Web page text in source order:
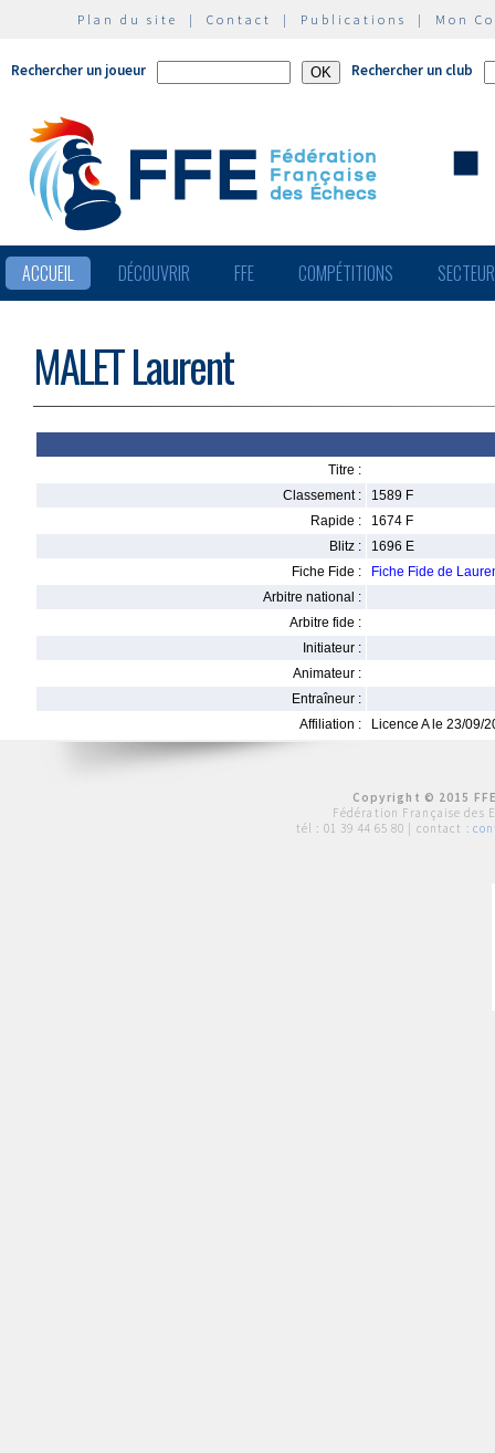
Plan du site | Contact | Publications | Mon
Rechercher un joueur Rechercher un club
ACCUEIL DÉCOUVRIR FFE COMPÉTITIONS
MALET Laurent
Titre :
Classement :
1589 F
Rapide :
1674 F
Blitz :
1696 E
Fiche Fide :
Fiche Fide de
Arbitre national :
Arbitre fide :
Initiateur :
Animateur :
Entraîneur :
Affiliation :
Licence A le 23/09/
Copyright © 2015
Fédération Française des
tél : 01 39 44 65 80 | contact :